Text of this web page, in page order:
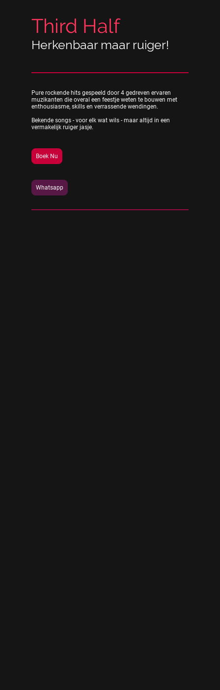
Third Half
Herkenbaar maar ruiger!
Pure rockende hits gespeeld door 4 gedreven ervaren
muzikanten die overal een feestje weten te bouwen met
enthousiasme, skills en verrassende wendingen.
Bekende songs - voor elk wat wils - maar altijd in een
vermakelijk ruiger jasje.
Boek Nu
Whatsapp